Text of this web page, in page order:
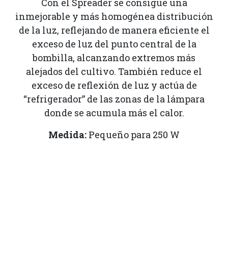
Con el Spreader se consigue una
inmejorable y más homogénea distribución
de la luz, reflejando de manera eficiente el
exceso de luz del punto central de la
bombilla, alcanzando extremos más
alejados del cultivo. También reduce el
exceso de reflexión de luz y actúa de
“refrigerador” de las zonas de la lámpara
donde se acumula más el calor.
Medida: Pequeño para 250 W